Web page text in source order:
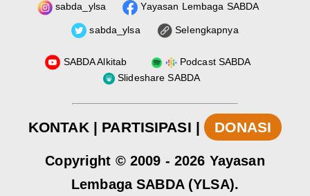
sabda_ylsa Yayasan Lembaga SABDA
sabda_ylsa Selengkapnya
SABDA Alkitab
Podcast SABDA
Slideshare SABDA
KONTAK | PARTISIPASI | DONASI
Copyright © 2009 - 2026 Yayasan
Lembaga SABDA (YLSA).